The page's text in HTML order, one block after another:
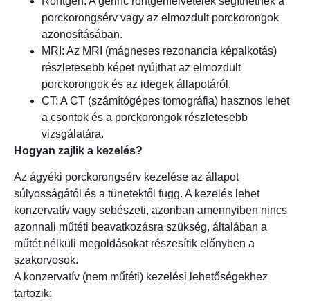
porckorongsérv vagy az elmozdult porckorongok
azonosításában.
MRI: Az MRI (mágneses rezonancia képalkotás)
részletesebb képet nyújthat az elmozdult
porckorongok és az idegek állapotáról.
CT: A CT (számítógépes tomográfia) hasznos lehet
a csontok és a porckorongok részletesebb
vizsgálatára.
Hogyan zajlik a kezelés?
Az ágyéki porckorongsérv kezelése az állapot
súlyosságától és a tünetektől függ. A kezelés lehet
konzervatív vagy sebészeti, azonban amennyiben nincs
azonnali műtéti beavatkozásra szükség, általában a
műtét nélküli megoldásokat részesítik előnyben a
szakorvosok.
A konzervatív (nem műtéti) kezelési lehetőségekhez
tartozik: